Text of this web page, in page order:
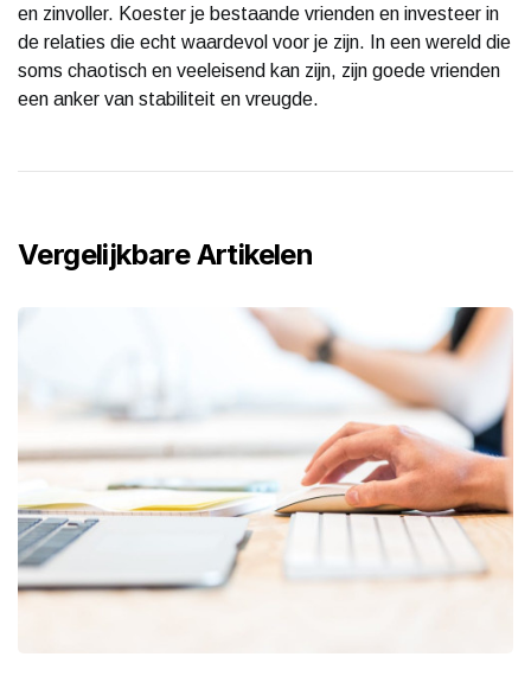
en zinvoller. Koester je bestaande vrienden en investeer in
de relaties die echt waardevol voor je zijn. In een wereld die
soms chaotisch en veeleisend kan zijn, zijn goede vrienden
een anker van stabiliteit en vreugde.
Vergelijkbare Artikelen